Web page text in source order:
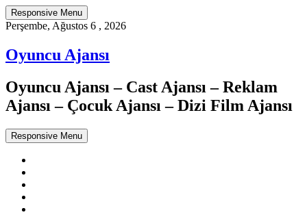
Responsive Menu
Perşembe, Ağustos 6 , 2026
Oyuncu Ajansı
Oyuncu Ajansı – Cast Ajansı – Reklam
Ajansı – Çocuk Ajansı – Dizi Film Ajansı
Responsive Menu